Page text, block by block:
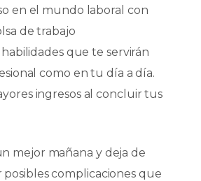
en el mundo laboral con
de trabajo
que te servirán
como en tu día a día.
ingresos al concluir tus
mejor mañana y deja de
complicaciones que